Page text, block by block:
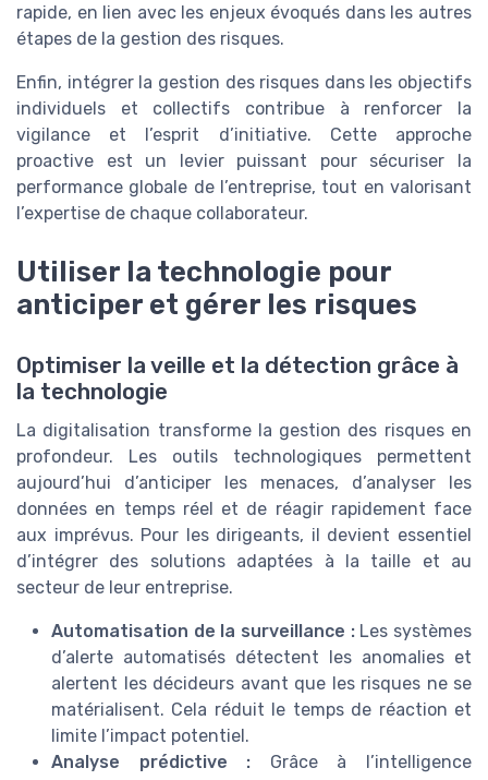
rapide, en lien avec les enjeux évoqués dans les autres
étapes de la gestion des risques.
Enfin, intégrer la gestion des risques dans les objectifs
individuels et collectifs contribue à renforcer la
vigilance et l’esprit d’initiative. Cette approche
proactive est un levier puissant pour sécuriser la
performance globale de l’entreprise, tout en valorisant
l’expertise de chaque collaborateur.
Utiliser la technologie pour
anticiper et gérer les risques
Optimiser la veille et la détection grâce à
la technologie
La digitalisation transforme la gestion des risques en
profondeur. Les outils technologiques permettent
aujourd’hui d’anticiper les menaces, d’analyser les
données en temps réel et de réagir rapidement face
aux imprévus. Pour les dirigeants, il devient essentiel
d’intégrer des solutions adaptées à la taille et au
secteur de leur entreprise.
Automatisation de la surveillance :Les systèmes
d’alerte automatisés détectent les anomalies et
alertent les décideurs avant que les risques ne se
matérialisent. Cela réduit le temps de réaction et
limite l’impact potentiel.
Analyse prédictive : Grâce à l’intelligence